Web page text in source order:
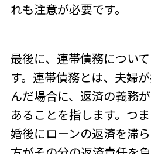
れも注意が必要です。
最後に、連帯債務につい
す。連帯債務とは、夫婦
んだ場合に、返済の義務
あることを指します。つ
婚後にローンの返済を滞